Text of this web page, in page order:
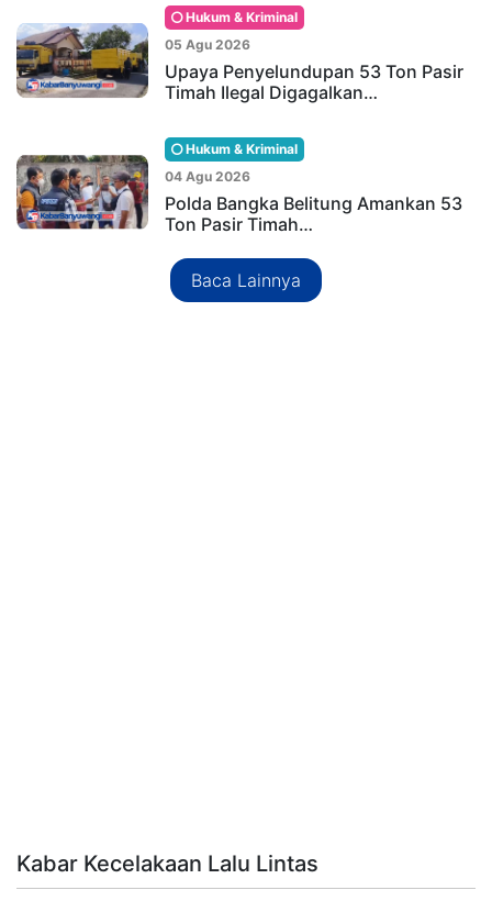
Hukum & Kriminal
05 Agu 2026
Upaya Penyelundupan 53 Ton Pasir
Timah Ilegal Digagalkan…
Hukum & Kriminal
04 Agu 2026
Polda Bangka Belitung Amankan 53
Ton Pasir Timah…
Baca Lainnya
Kabar Kecelakaan Lalu Lintas